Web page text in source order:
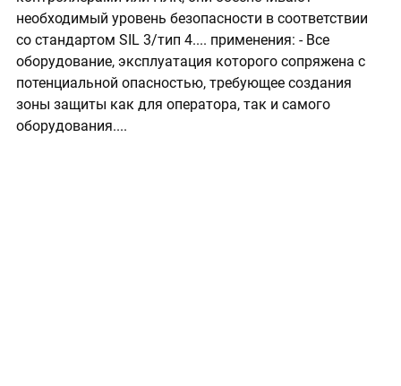
необходимый уровень безопасности в соответствии
со стандартом SIL 3/тип 4.... применения: - Все
оборудование, эксплуатация которого сопряжена с
потенциальной опасностью, требующее создания
зоны защиты как для оператора, так и самого
оборудования....